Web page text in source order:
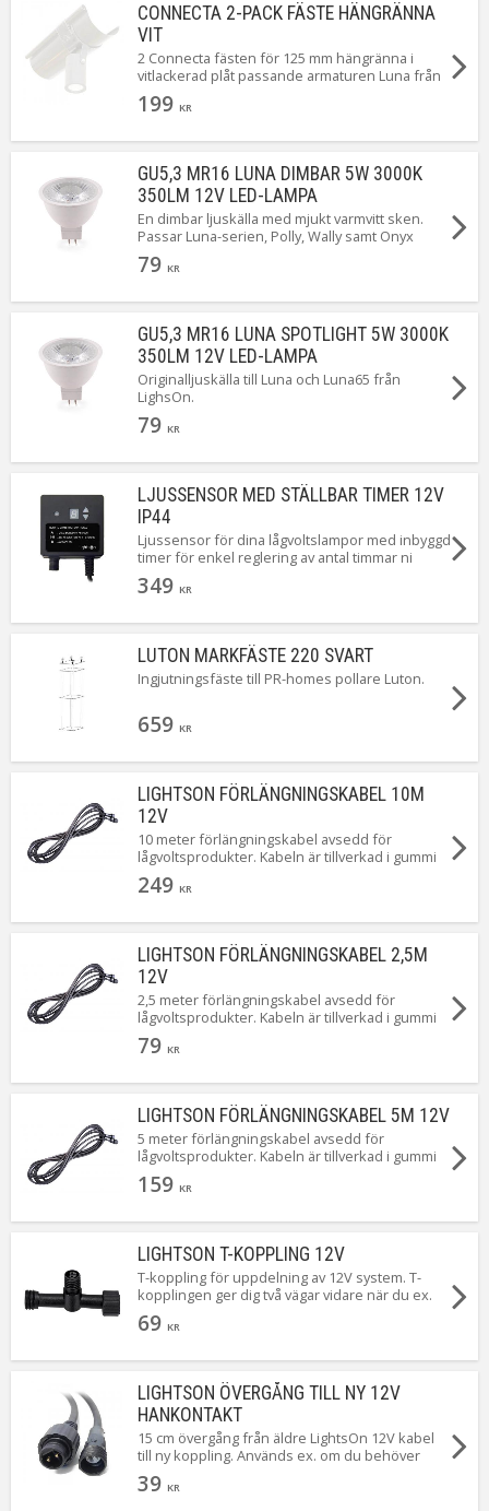
CONNECTA 2-PACK FÄSTE HÄNGRÄNNA
VIT
2 Connecta fästen för 125 mm hängränna i
vitlackerad plåt passande armaturen Luna från
LightsOn. OBS: Connecta är ett tillbehör och
armatu[Läs mer]
199 KR
GU5,3 MR16 LUNA DIMBAR 5W 3000K
350LM 12V LED-LAMPA
En dimbar ljuskälla med mjukt varmvitt sken.
Passar Luna-serien, Polly, Wally samt Onyx
79 KR
GU5,3 MR16 LUNA SPOTLIGHT 5W 3000K
350LM 12V LED-LAMPA
Originalljuskälla till Luna och Luna65 från
LighsOn.
79 KR
LJUSSENSOR MED STÄLLBAR TIMER 12V
IP44
Ljussensor för dina lågvoltslampor med inbyggd
timer för enkel reglering av antal timmar ni
önskar ljuset tänt! Kopplas in efter
transformato[Läs mer]
349 KR
LUTON MARKFÄSTE 220 SVART
Ingjutningsfäste till PR-homes pollare Luton.
659 KR
LIGHTSON FÖRLÄNGNINGSKABEL 10M
12V
10 meter förlängningskabel avsedd för
lågvoltsprodukter. Kabeln är tillverkad i gummi
för bästa hållbarhet både över och under mark.
Kabelsys[Läs mer]
249 KR
LIGHTSON FÖRLÄNGNINGSKABEL 2,5M
12V
2,5 meter förlängningskabel avsedd för
lågvoltsprodukter. Kabeln är tillverkad i gummi
för bästa hållbarhet både över och under mark.
Kabelsy[Läs mer]
79 KR
LIGHTSON FÖRLÄNGNINGSKABEL 5M 12V
5 meter förlängningskabel avsedd för
lågvoltsprodukter. Kabeln är tillverkad i gummi
för bästa hållbarhet både över och under mark.
Kabelsyst[Läs mer]
159 KR
LIGHTSON T-KOPPLING 12V
T-koppling för uppdelning av 12V system. T-
kopplingen ger dig två vägar vidare när du ex.
ska sätta en lampa för att sedan låta kabeln
löpa v[Läs mer]
69 KR
LIGHTSON ÖVERGÅNG TILL NY 12V
HANKONTAKT
15 cm övergång från äldre LightsOn 12V kabel
till ny koppling. Används ex. om du behöver
köpa en ny transformator till ett befintligt äldre
s[Läs mer]
39 KR